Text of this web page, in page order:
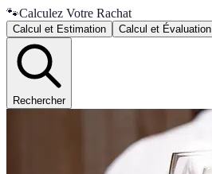
🐾Calculez Votre Rachat
Calcul et Estimation Calcul et Évaluation
Rechercher